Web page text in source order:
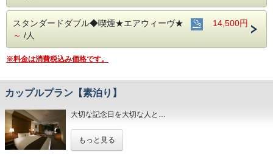
アルコール消毒を行っております。
当ホテルの客室は窓が開放出来る為、簡単に空気を入れ替
朝食会場：１８階レストラン｢アイリス｣
営業時間：７：００～１０：００ (最終入場 ９：３０)
名古屋めしも楽しめる和洋折衷のバイキングをご準備して
おります。
中部国際空港へもアクセス抜群！
ホテル隣接の名鉄名古屋駅から直通電車が発着しています！
スタンダードダブル◆喫煙★エアウィーヴ★
14,500円
～ /人
※料金は消費税込み価格です。
カップルプラン【素泊り】
大切な記念日を大切な人と…
■全室インターネット接続完備 ◎Ｗｉ－Ｆｉ接続無料◎
もっと見る